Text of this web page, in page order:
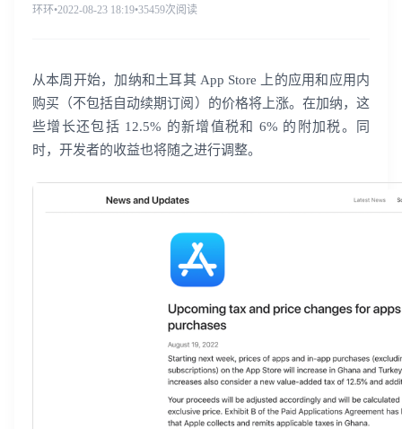
环环•2022-08-23 18:19•35459次阅读
从本周开始，加纳和土耳其 App Store 上的应用和应用内
购买（不包括自动续期订阅）的价格将上涨。在加纳，这
些增长还包括 12.5% 的新增值税和 6% 的附加税。同
时，开发者的收益也将随之进行调整。